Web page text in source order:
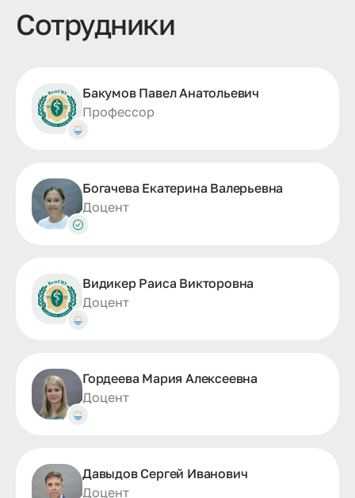
Сотрудники
Бакумов Павел Анатольевич
Профессор
Богачева Екатерина Валерьевна
Доцент
Видикер Раиса Викторовна
Доцент
Гордеева Мария Алексеевна
Доцент
Давыдов Сергей Иванович
Доцент